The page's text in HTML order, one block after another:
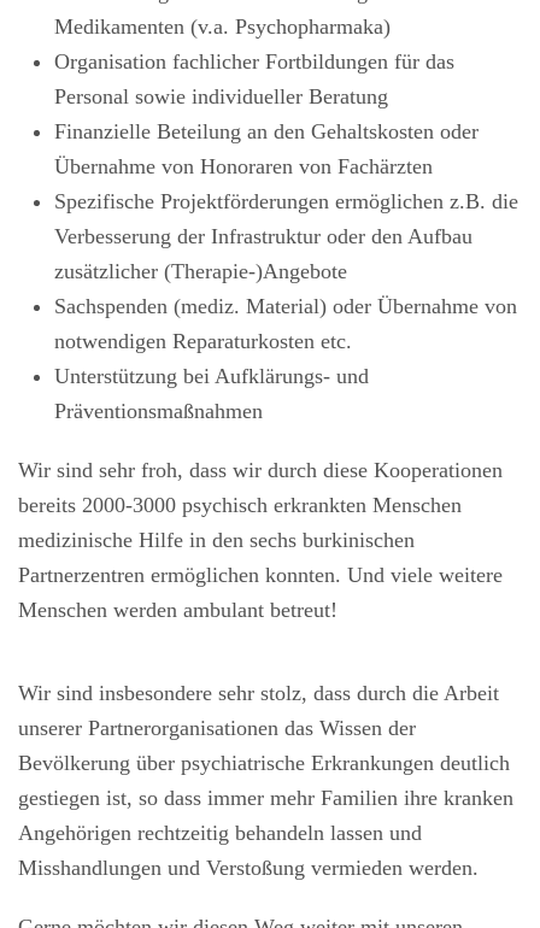
Medikamenten (v.a. Psychopharmaka)
Organisation fachlicher Fortbildungen für das
Personal sowie individueller Beratung
Finanzielle Beteilung an den Gehaltskosten oder
Übernahme von Honoraren von Fachärzten
Spezifische Projektförderungen ermöglichen z.B. die
Verbesserung der Infrastruktur oder den Aufbau
zusätzlicher (Therapie-)Angebote
Sachspenden (mediz. Material) oder Übernahme von
notwendigen Reparaturkosten etc.
Unterstützung bei Aufklärungs- und
Präventionsmaßnahmen
Wir sind sehr froh, dass wir durch diese Kooperationen
bereits 2000-3000 psychisch erkrankten Menschen
medizinische Hilfe in den sechs burkinischen
Partnerzentren ermöglichen konnten. Und viele weitere
Menschen werden ambulant betreut!
Wir sind insbesondere sehr stolz, dass durch die Arbeit
unserer Partnerorganisationen das Wissen der
Bevölkerung über psychiatrische Erkrankungen deutlich
gestiegen ist, so dass immer mehr Familien ihre kranken
Angehörigen rechtzeitig behandeln lassen und
Misshandlungen und Verstoßung vermieden werden.